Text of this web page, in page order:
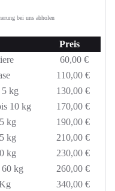
bei uns abholen
Preis
60,00 €
110,00 €
kg
130,00 €
10 kg
170,00 €
kg
190,00 €
kg
210,00 €
kg
230,00 €
kg
260,00 €
340,00 €